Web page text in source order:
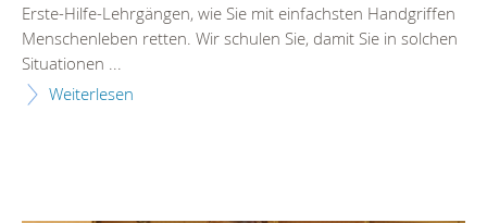
Erste-Hilfe-Lehrgängen, wie Sie mit einfachsten Handgriffen
Menschenleben retten. Wir schulen Sie, damit Sie in solchen
Situationen ...
Weiterlesen